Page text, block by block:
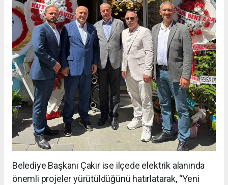
Belediye Başkanı Çakır ise ilçede elektrik alanında
önemli projeler yürütüldüğünü hatırlatarak, “Yeni